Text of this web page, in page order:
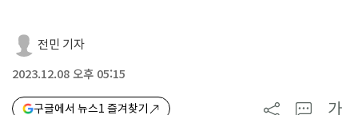
전민 기자
2023.12.08 오후 05:15
구글에서 뉴스1 즐겨찾기 가